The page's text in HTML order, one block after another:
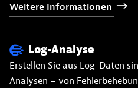
Weitere Informationen
Log-Analyse
Erstellen Sie aus Log-Daten
Analysen – von